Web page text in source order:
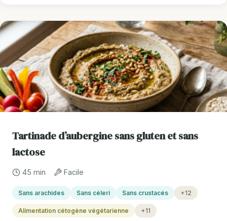
Tartinade d’aubergine sans gluten et sans
lactose
45 min Facile
Sans arachides Sans céleri Sans crustacés +12
Alimentation cétogène végétarienne +11